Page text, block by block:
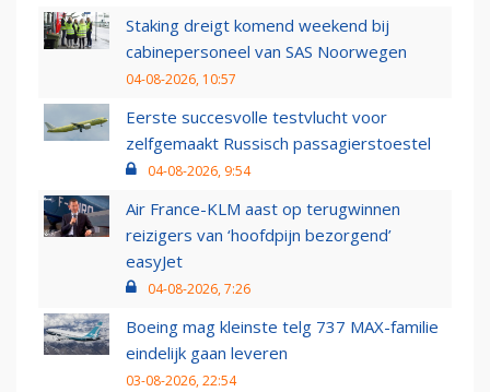
Staking dreigt komend weekend bij
cabinepersoneel van SAS Noorwegen
04-08-2026, 10:57
Eerste succesvolle testvlucht voor
zelfgemaakt Russisch passagierstoestel
04-08-2026, 9:54
Air France-KLM aast op terugwinnen
reizigers van ‘hoofdpijn bezorgend’
easyJet
04-08-2026, 7:26
Boeing mag kleinste telg 737 MAX-familie
eindelijk gaan leveren
03-08-2026, 22:54